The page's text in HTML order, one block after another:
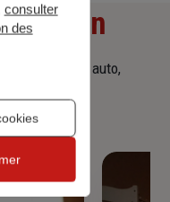
d'assurance, auto,
consulter
des